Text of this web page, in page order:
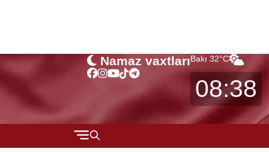
Namaz vaxtlarıBakı 32°C
08:38